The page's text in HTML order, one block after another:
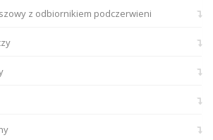
z odbiornikiem podczerwieni